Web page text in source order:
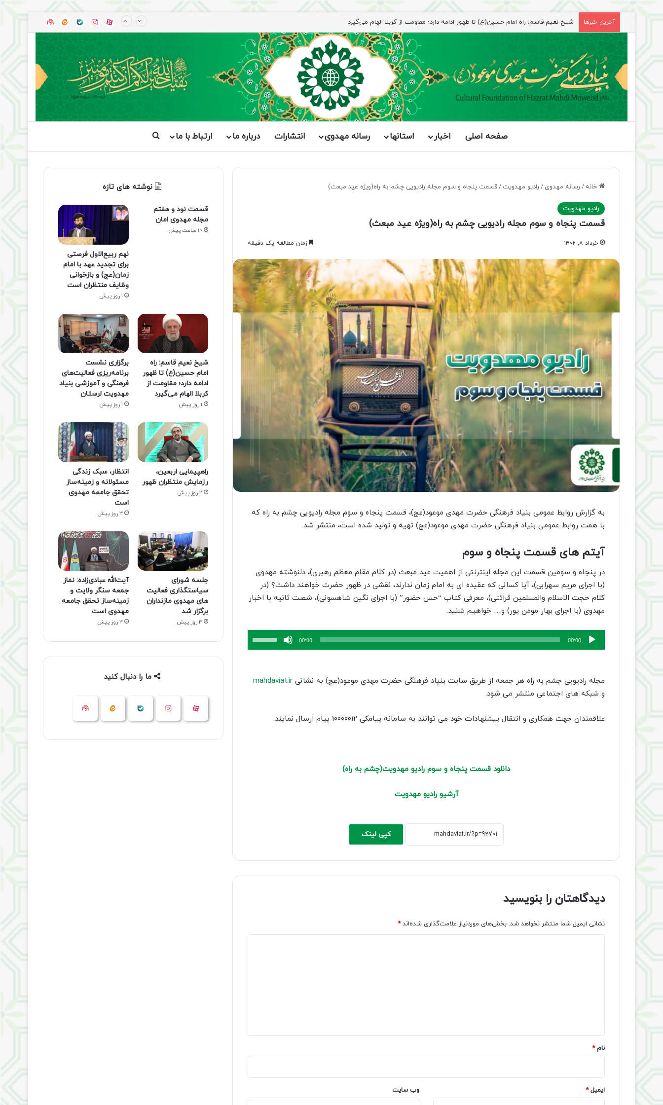
آخرین خبرها
راهپیمایی اربعین، رزمایش منتظران ظهور
آپاراتاینستاگرام
بله ایتا
صفحه اصلی اخبار استانها رسانه مهدوی انتشارات درباره ما ارتباط با ما جستجو برای
خانه / رسانه مهدوی / رادیو مهدویت /قسمت پنجاه و سوم مجله رادیویی چشم به راه(ویژه عید مبعث)
رادیو مهدویت
قسمت پنجاه و سوم مجله رادیویی چشم به راه(ویژه عید مبعث)
خرداد ۸, ۱۴۰۲ زمان مطالعه یک دقیقه
به گزارش روابط عمومی بنیاد فرهنگی حضرت مهدی موعود(عج)، قسمت پنجاه و سوم مجله رادیویی چشم به راه که
با همت روابط عمومی بنیاد فرهنگی حضرت مهدی موعود(عج) تهیه و تولید شده است، منتشر شد.
آیتم های قسمت پنجاه و سوم
در پنجاه و سومین قسمت این مجله اینترنتی از اهمیت عید مبعث (در کلام مقام معظم رهبری)، دلنوشته مهدوی
(با اجرای مریم سهرابی)، آیا کسانی که عقیده ای به امام زمان ندارند، نقشی در ظهور حضرت خواهند داشت؟ (در
کلام حجت الاسلام والمسلمین قرائتی)، معرفی کتاب “حس حضور” (با اجرای نگین شاهسونی)، شصت ثانیه با اخبار
مهدوی (با اجرای بهار مومن پور) و… خواهیم شنید.
پخش‌کننده
صوت
00:00
00:00
افزایش
مجله رادیویی چشم به راه هر جمعه از طریق سایت بنیاد فرهنگی حضرت مهدی موعود(عج) به نشانی mahdaviat.ir
و شبکه های اجتماعی منتشر می شود.
علاقمندان جهت همکاری و انتقال پیشنهادات خود می توانند به سامانه پیامکی ۱۰۰۰۰۰۱۲ پیام ارسال نمایند.
دانلود قسمت پنجاه و سوم رادیو مهدویت(چشم به راه)
آرشیو رادیو مهدویت
کپی لینک
دیدگاهتان را بنویسید
نشانی ایمیل شما منتشر نخواهد شد. بخش‌های موردنیاز علامت‌گذاری شده‌اند*
نام*
ایمیل* وب‌ سایت
نوشته های تازه
قسمت نود و هفتم
مجله مهدوی امان
10 ساعت پیش
نهم ربیع‌الاول فرصتی
برای تجدید عهد با امام
زمان(عج) و بازخوانی
وظایف منتظران است
1 روز پیش
شیخ نعیم قاسم: راه
امام حسین(ع) تا ظهور
ادامه دارد؛ مقاومت از
کربلا الهام می‌گیرد
1 روز پیش
برگزاری نشست
برنامه‌ریزی فعالیت‌های
فرهنگی و آموزشی بنیاد
مهدویت لرستان
1 روز پیش
راهپیمایی اربعین،
رزمایش منتظران ظهور
2 روز پیش
انتظار، سبک زندگی
مسئولانه و زمینه‌ساز
تحقق جامعه مهدوی
است
3 روز پیش
جلسه شورای
سیاستگذاری فعالیت
های مهدوی مازنداران
برگزار شد
3 روز پیش
آیت‌الله عبادی‌زاده: نماز
جمعه سنگر ولایت و
زمینه‌ساز تحقق جامعه
مهدوی است
3 روز پیش
ما را دنبال کنید
آپارات اینستاگرام ایتا